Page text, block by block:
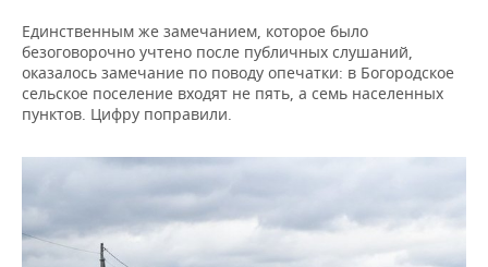
Единственным же замечанием, которое было
безоговорочно учтено после публичных слушаний,
оказалось замечание по поводу опечатки: в Богородское
сельское поселение входят не пять, а семь населенных
пунктов. Цифру поправили.